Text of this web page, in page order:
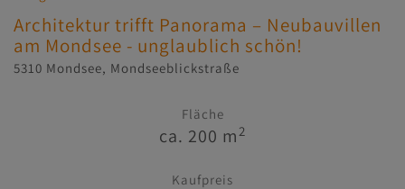
Architektur trifft Panorama – Neubauvillen
am Mondsee - unglaublich schön!
5310 Mondsee, Mondseeblickstraße
Fläche
ca. 200 m 2
Kaufpreis